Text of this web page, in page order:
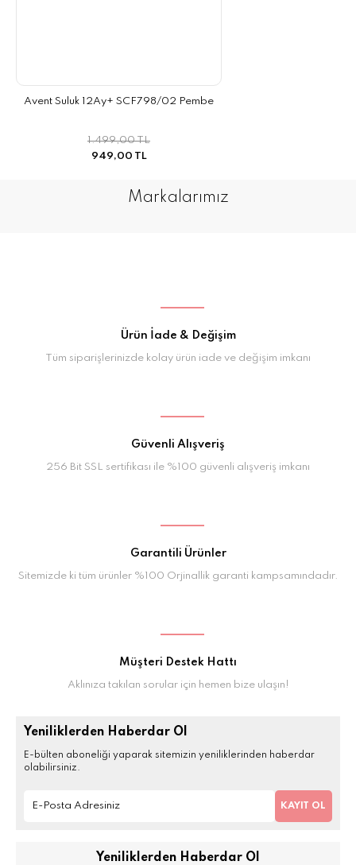
Avent Suluk 12Ay+ SCF798/02 Pembe
949,00 TL
1.499,00 TL
Markalarımız
Ürün İade & Değişim
Tüm siparişlerinizde kolay ürün iade ve değişim imkanı
Güvenli Alışveriş
256 Bit SSL sertifikası ile %100 güvenli alışveriş imkanı
Garantili Ürünler
Sitemizde ki tüm ürünler %100 Orjinallik garanti kampsamındadır.
Müşteri Destek Hattı
Aklınıza takılan sorular için hemen bize ulaşın!
Yeniliklerden Haberdar Ol
E-bülten aboneliği yaparak sitemizin yeniliklerinden haberdar
olabilirsiniz.
KAYIT OL
Yeniliklerden Haberdar Ol